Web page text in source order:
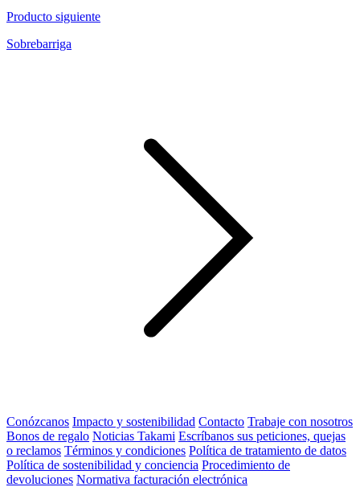
Producto siguiente
Sobrebarriga
Conózcanos Impacto y sostenibilidad Contacto Trabaje con nosotros
Bonos de regalo Noticias Takami Escríbanos sus peticiones, quejas
o reclamos Términos y condiciones Política de tratamiento de datos
Política de sostenibilidad y conciencia Procedimiento de
devoluciones Normativa facturación electrónica